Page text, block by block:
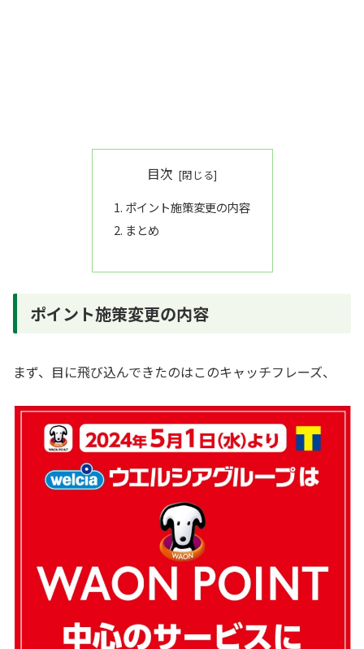
目次
ポイント施策変更の内容
まとめ
ポイント施策変更の内容
まず、目に飛び込んできたのはこのキャッチフレーズ、